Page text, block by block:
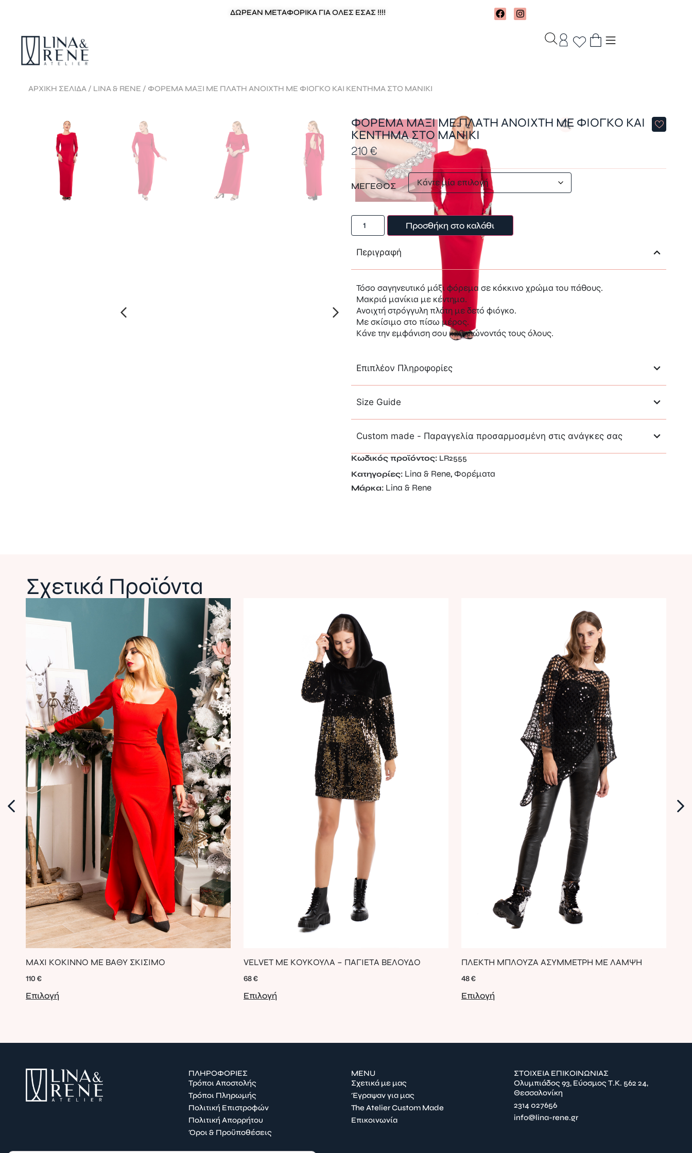
ΔΩΡΕΑΝ ΜΕΤΑΦΟΡΙΚΑ ΓΙΑ ΟΛΕΣ ΕΣΑΣ !!!!
ΑΡΧΙΚΉ ΣΕΛΊΔΑ / LINA & RENE / ΦΟΡΕΜΑ ΜΑΞΙ ΜΕ ΠΛΑΤΗ ΑΝΟΙΧΤΗ ΜΕ ΦΙΟΓΚΟ ΚΑΙ ΚΕΝΤΗΜΑ ΣΤΟ ΜΑΝΙΚΙ
ΦΟΡΕΜΑ ΜΑΞΙ ΜΕ ΠΛΑΤΗ ΑΝΟΙΧΤΗ ΜΕ ΦΙΟΓΚΟ ΚΑΙ
ΚΕΝΤΗΜΑ ΣΤΟ ΜΑΝΙΚΙ
210€
ΜΕΓΕΘΟΣ
Προσθήκη στο καλάθι
Περιγραφή
Τόσο σαγηνευτικό μάξι φόρεμα σε κόκκινο χρώμα του πάθους.
Μακριά μανίκια με κέντημα.
Ανοιχτή στρόγγυλη πλάτη με δετό φιόγκο.
Με σκίσιμο στο πίσω μέρος.
Κάνε την εμφάνιση σου καθηλώνοντάς τους όλους.
Επιπλέον Πληροφορίες
Size Guide
Custom made - Παραγγελία προσαρμοσμένη στις ανάγκες σας
Κωδικός προϊόντος: LR2555
Κατηγορίες: Lina & Rene, Φορέματα
Μάρκα: Lina & Rene
Σχετικά Προϊόντα
MAXI ΚΟΚΙΝΝΟ ΜΕ ΒΑΘΥ ΣΚΙΣΙΜΟ
110 €
Επιλογή
VELVET ΜΕ ΚΟΥΚΟΥΛΑ – ΠΑΓΙΕΤΑ ΒΕΛΟΥΔΟ
68€
Επιλογή
ΠΛΕΚΤΗ ΜΠΛΟΥΖΑ ΑΣΥΜΜΕΤΡΗ ΜΕ ΛΑΜΨΗ
48€
Επιλογή
ΠΛΗΡΟΦΟΡΙΕΣ
Τρόποι Αποστολής
Τρόποι Πληρωμής
Πολιτική Επιστροφών
Πολιτική Απορρήτου
Όροι & Προϋποθέσεις
MENU
Σχετικά με μας
Έγραψαν για μας
The Atelier Custom Made
Επικοινωνία
ΣΤΟΙΧΕΙΑ ΕΠΙΚΟΙΝΩΝΙΑΣ
Ολυμπιάδος 93, Εύοσμος Τ.Κ. 562 24,
Θεσσαλονίκη
2314 027656
info@lina-rene.gr